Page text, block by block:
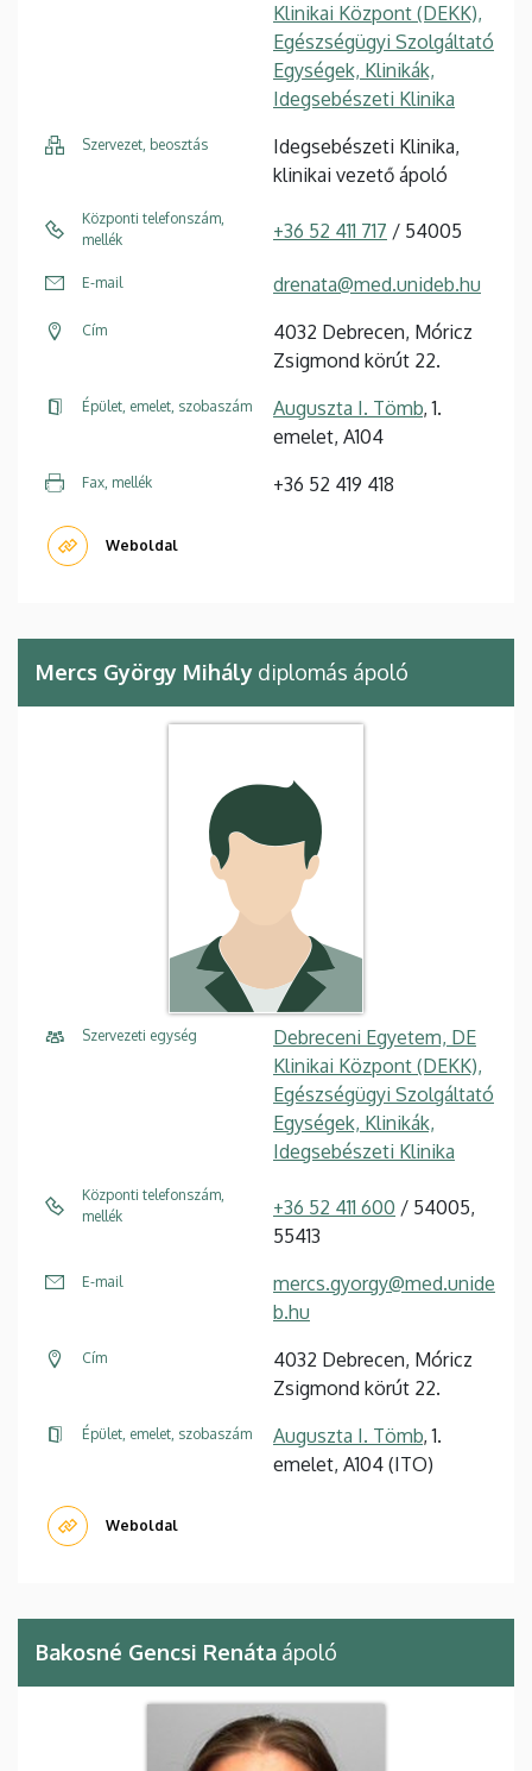
Klinikai Központ (DEKK),
Egészségügyi Szolgáltató
Egységek, Klinikák,
Idegsebészeti Klinika
Szervezet, beosztás
Idegsebészeti Klinika,
klinikai vezető ápoló
Központi telefonszám,
mellék
+36 52 411 717 / 54005
E-mail drenata@med.unideb.hu
Cím
4032 Debrecen, Móricz
Zsigmond körút 22.
Épület, emelet, szobaszám Auguszta I. Tömb, 1.
emelet, A104
Fax, mellék +36 52 419 418
Weboldal
Mercs György Mihály diplomás ápoló
Szervezeti egység
Debreceni Egyetem, DE
Klinikai Központ (DEKK),
Egészségügyi Szolgáltató
Egységek, Klinikák,
Idegsebészeti Klinika
Központi telefonszám,
mellék
+36 52 411 600 / 54005,
55413
E-mail
mercs.gyorgy@med.unide
b.hu
Cím
4032 Debrecen, Móricz
Zsigmond körút 22.
Épület, emelet, szobaszám Auguszta I. Tömb, 1.
emelet, A104 (ITO)
Weboldal
Bakosné Gencsi Renáta ápoló